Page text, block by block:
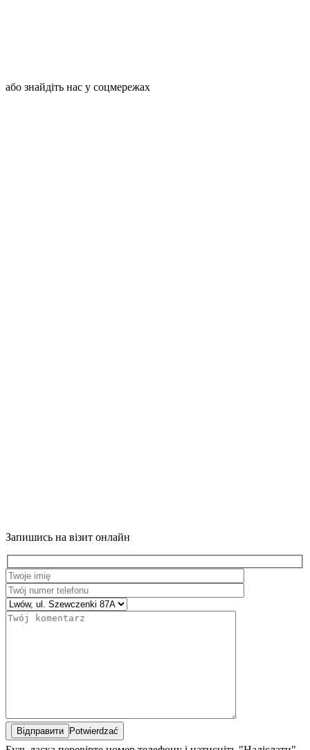
або знайдіть нас у соцмережах
Запишись на візит онлайн
Potwierdzać